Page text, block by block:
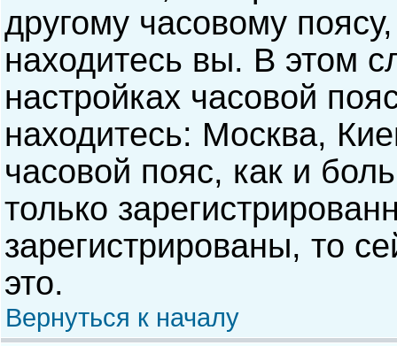
другому часовому
находитесь вы. В этом
настройках часовой
находитесь: Москва,
часовой пояс, как и
только
зарегистрированы, то
это.
Вернуться к началу